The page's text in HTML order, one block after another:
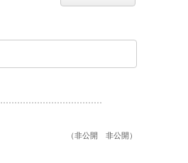
（非公開 非公開）